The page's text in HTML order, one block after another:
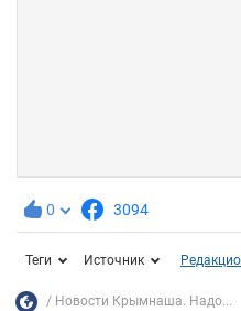
0 3094
Теги Источник
Новости Крымнаша. Надо...